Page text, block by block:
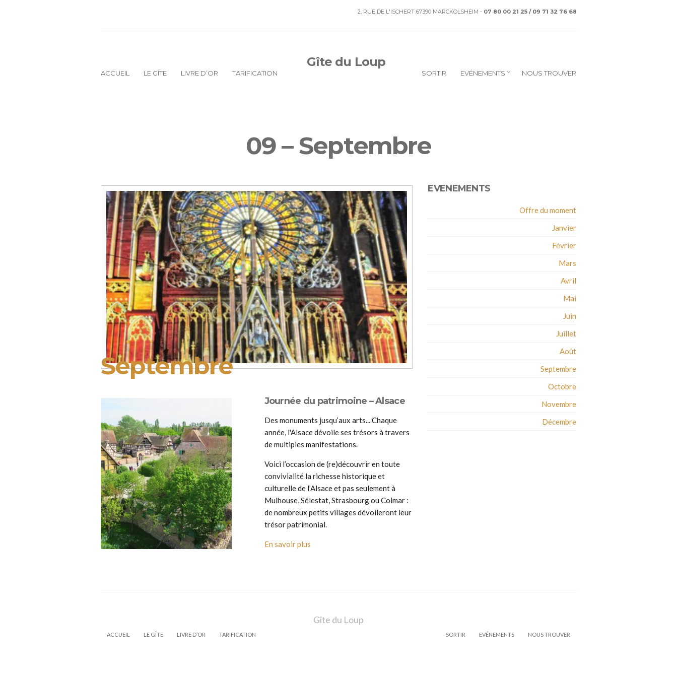
2, RUE DE L'ISCHERT 67390 MARCKOLSHEIM - 07 80 00 21 25 / 09 71 32 76 68
ACCUEIL LE GÎTE LIVRE D’OR TARIFICATION
Gîte du Loup
SORTIR EVÉNEMENTS NOUS TROUVER
09 – Septembre
Septembre
Journée du patrimoine – Alsace
Des monuments jusqu’aux arts... Chaque
année, l'Alsace dévoile ses trésors à travers
de multiples manifestations.
Voici l’occasion de (re)découvrir en toute
convivialité la richesse historique et
culturelle de l’Alsace et pas seulement à
Mulhouse, Sélestat, Strasbourg ou Colmar :
de nombreux petits villages dévoileront leur
trésor patrimonial.
En savoir plus
EVENEMENTS
Offre du moment
Janvier
Février
Mars
Avril
Mai
Juin
Juillet
Août
Septembre
Octobre
Novembre
Décembre
ACCUEIL LE GÎTE LIVRE D’OR TARIFICATION
Gîte du Loup
SORTIR EVÉNEMENTS NOUS TROUVER